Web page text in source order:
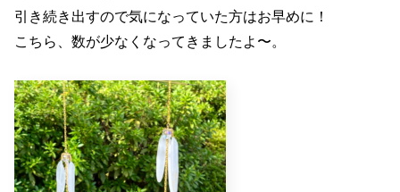
引き続き出すので気になっていた方はお早めに！
こちら、数が少なくなってきましたよ〜。